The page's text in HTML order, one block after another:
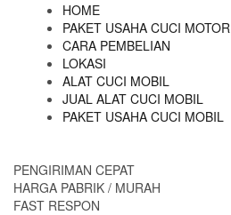
HOME
PAKET USAHA CUCI MOTOR
CARA PEMBELIAN
LOKASI
ALAT CUCI MOBIL
JUAL ALAT CUCI MOBIL
PAKET USAHA CUCI MOBIL
PENGIRIMAN CEPAT
HARGA PABRIK / MURAH
FAST RESPON